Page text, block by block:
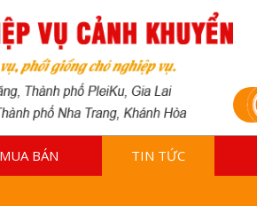
MUA BÁN TIN TỨC